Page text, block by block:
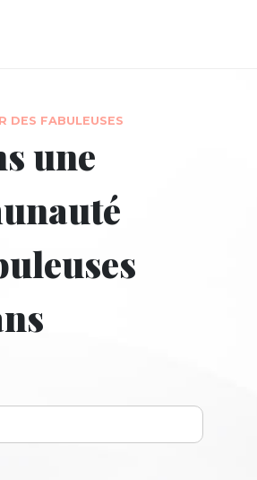
DES FABULEUSES
une